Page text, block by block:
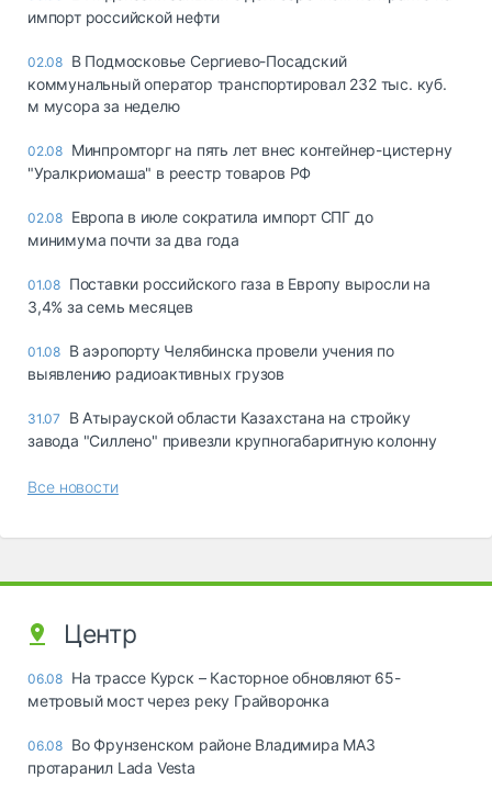
импорт российской нефти
02.08 В Подмосковье Сергиево-Посадский
коммунальный оператор транспортировал 232 тыс. куб.
м мусора за неделю
02.08 Минпромторг на пять лет внес контейнер-цистерну
"Уралкриомаша" в реестр товаров РФ
02.08 Европа в июле сократила импорт СПГ до
минимума почти за два года
01.08 Поставки российского газа в Европу выросли на
3,4% за семь месяцев
01.08 В аэропорту Челябинска провели учения по
выявлению радиоактивных грузов
31.07
В Атырауской области Казахстана на стройку
завода "Силлено" привезли крупногабаритную колонну
Все новости
Центр
06.08 На трассе Курск – Касторное обновляют 65-
метровый мост через реку Грайворонка
06.08 Во Фрунзенском районе Владимира МАЗ
протаранил Lada Vesta